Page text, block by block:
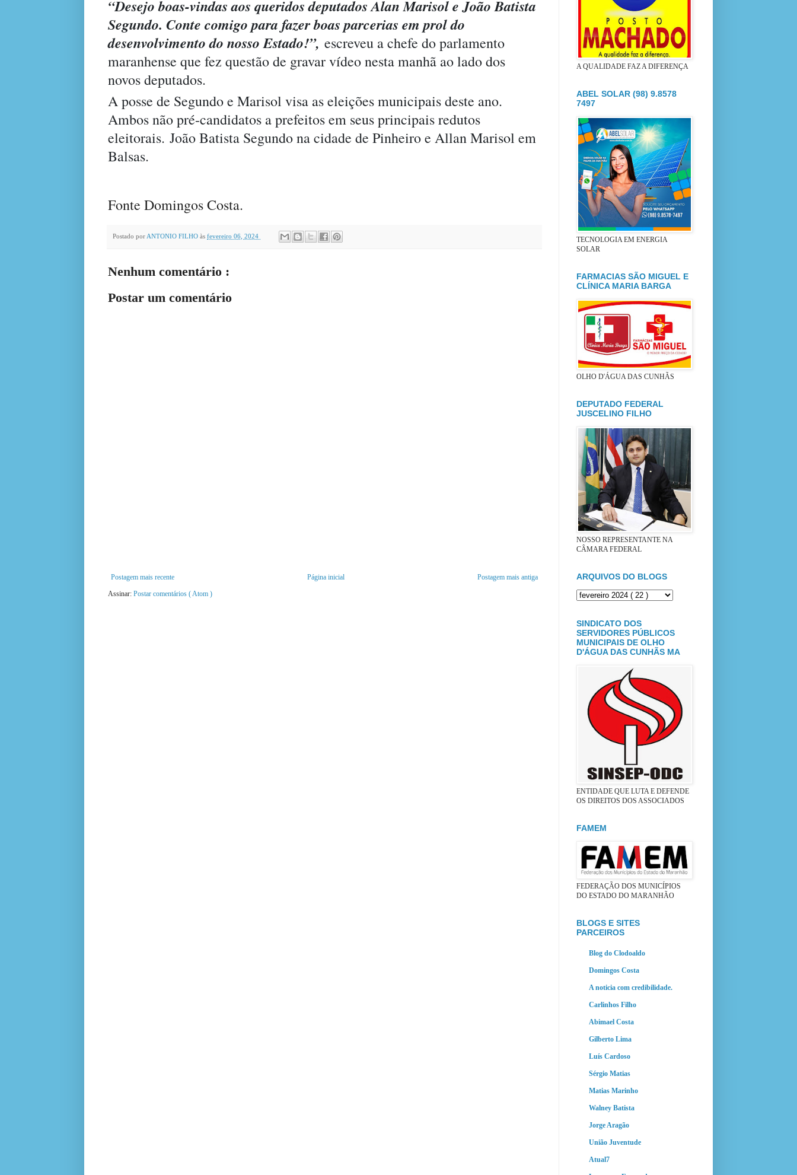
“Desejo boas-vindas aos queridos deputados Alan Marisol e João Batista
Segundo. Conte comigo para fazer boas parcerias em prol do
desenvolvimento do nosso Estado!”, escreveu a chefe do parlamento
maranhense que fez questão de gravar vídeo nesta manhã ao lado dos
novos deputados.
A posse de Segundo e Marisol visa as eleições municipais deste ano.
Ambos não pré-candidatos a prefeitos em seus principais redutos
eleitorais. João Batista Segundo na cidade de Pinheiro e Allan Marisol em
Balsas.
Fonte Domingos Costa.
Postado por ANTONIO FILHO às fevereiro 06, 2024
Nenhum comentário :
Postar um comentário
Postagem mais recente Postagem mais antiga
Página inicial
Assinar: Postar comentários ( Atom )
A QUALIDADE FAZ A DIFERENÇA
ABEL SOLAR (98) 9.8578
7497
TECNOLOGIA EM ENERGIA
SOLAR
FARMACIAS SÃO MIGUEL E
CLÍNICA MARIA BARGA
OLHO D'ÁGUA DAS CUNHÃS
DEPUTADO FEDERAL
JUSCELINO FILHO
NOSSO REPRESENTANTE NA
CÂMARA FEDERAL
ARQUIVOS DO BLOGS
SINDICATO DOS
SERVIDORES PÚBLICOS
MUNICIPAIS DE OLHO
D'ÁGUA DAS CUNHÃS MA
ENTIDADE QUE LUTA E DEFENDE
OS DIREITOS DOS ASSOCIADOS
FAMEM
FEDERAÇÃO DOS MUNICÍPIOS
DO ESTADO DO MARANHÃO
BLOGS E SITES
PARCEIROS
Blog do Clodoaldo
Domingos Costa
A noticia com credibilidade.
Carlinhos Filho
Abimael Costa
Gilberto Lima
Luís Cardoso
Sérgio Matias
Matias Marinho
Walney Batista
Jorge Aragão
União Juventude
Atual7